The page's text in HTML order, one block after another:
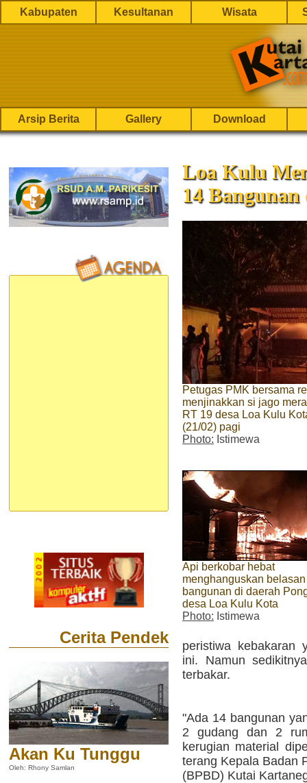
Kabupaten Kesultanan Wisata
Arsip Berita Gallery Download
Cerita Pendek
Akan Ku Tunggu
Oleh: Rhony Samlan
Loa Kulu
14
Petugas PMK bersama
menjinakkan si jago
RT 19 desa Loa Kulu
(21/02) pagi
Photo: Istimewa
Api berkobar hebat
menghanguskan belasan
bangunan di daerah
desa Loa Kulu Kota
Photo: Istimewa
peristiwa kebakaran
ini. Namun
terbakar.
"Ada 14 bangunan
2 gudang dan 2
kerugian material
terang Kepala Badan
(BPBD) Kutai